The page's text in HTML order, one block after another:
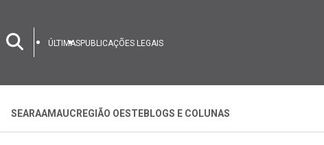
ÚLTIMASPUBLICAÇÕES LEGAIS
SEARAAMAUC REGIÃO OESTEBLOGS E COLUNAS